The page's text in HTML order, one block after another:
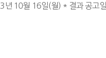
년 10월 16일(월) * 결과 공고